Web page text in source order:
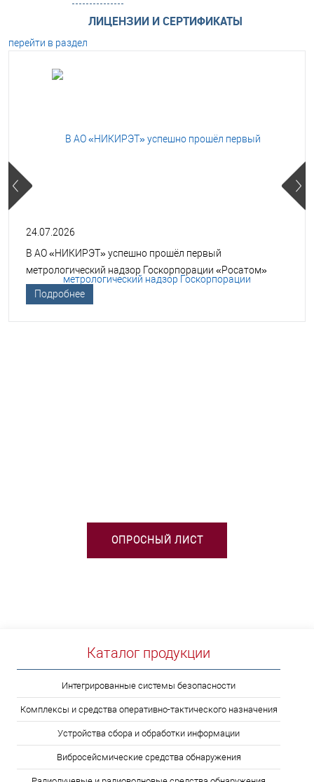
ЛИЦЕНЗИИ И СЕРТИФИКАТЫ
перейти в раздел
24.07.2026
В АО «НИКИРЭТ» успешно прошёл первый
метрологический надзор Госкорпорации «Росатом»
Подробнее
ОПРОСНЫЙ ЛИСТ
Каталог продукции
Интегрированные системы безопасности
Комплексы и средства оперативно-тактического назначения
Устройства сбора и обработки информации
Вибросейсмические средства обнаружения